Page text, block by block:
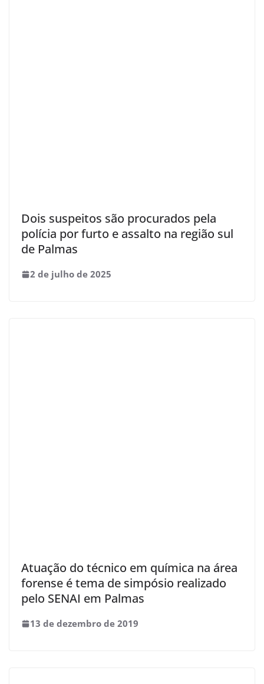
Dois suspeitos são procurados pela
polícia por furto e assalto na região sul
de Palmas
2 de julho de 2025
Atuação do técnico em química na área
forense é tema de simpósio realizado
pelo SENAI em Palmas
13 de dezembro de 2019